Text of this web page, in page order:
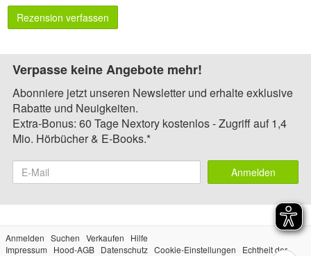
Rezension verfassen
Verpasse keine Angebote mehr!
Abonniere jetzt unseren Newsletter und erhalte exklusive
Rabatte und Neuigkeiten.
Extra-Bonus: 60 Tage Nextory kostenlos - Zugriff auf 1,4
Mio. Hörbücher & E-Books.*
Anmelden
Anmelden Suchen Verkaufen
Hilfe
Impressum
Hood-AGB Datenschutz Cookie-Einstellungen
Echtheit der